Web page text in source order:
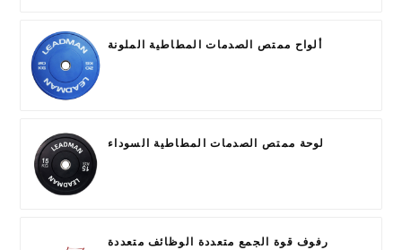
ألواح ممتص الصدمات المطاطية الملونة
لوحة ممتص الصدمات المطاطية السوداء
رفوف قوة الجمع متعددة الوظائف متعددة